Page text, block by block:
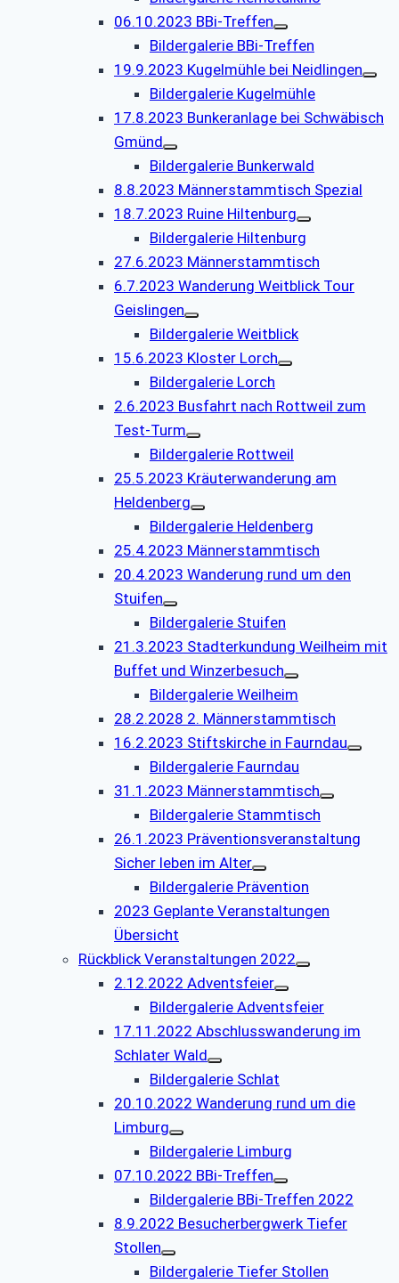
06.10.2023 BBi-Treffen
Bildergalerie BBi-Treffen
19.9.2023 Kugelmühle bei Neidlingen
Bildergalerie Kugelmühle
17.8.2023 Bunkeranlage bei Schwäbisch
Gmünd
Bildergalerie Bunkerwald
8.8.2023 Männerstammtisch Spezial
18.7.2023 Ruine Hiltenburg
Bildergalerie Hiltenburg
27.6.2023 Männerstammtisch
6.7.2023 Wanderung Weitblick Tour
Geislingen
Bildergalerie Weitblick
15.6.2023 Kloster Lorch
Bildergalerie Lorch
2.6.2023 Busfahrt nach Rottweil zum
Test-Turm
Bildergalerie Rottweil
25.5.2023 Kräuterwanderung am
Heldenberg
Bildergalerie Heldenberg
25.4.2023 Männerstammtisch
20.4.2023 Wanderung rund um den
Stuifen
Bildergalerie Stuifen
21.3.2023 Stadterkundung Weilheim mit
Buffet und Winzerbesuch
Bildergalerie Weilheim
28.2.2028 2. Männerstammtisch
16.2.2023 Stiftskirche in Faurndau
Bildergalerie Faurndau
31.1.2023 Männerstammtisch
Bildergalerie Stammtisch
26.1.2023 Präventionsveranstaltung
Sicher leben im Alter
Bildergalerie Prävention
2023 Geplante Veranstaltungen
Übersicht
Rückblick Veranstaltungen 2022
2.12.2022 Adventsfeier
Bildergalerie Adventsfeier
17.11.2022 Abschlusswanderung im
Schlater Wald
Bildergalerie Schlat
20.10.2022 Wanderung rund um die
Limburg
Bildergalerie Limburg
07.10.2022 BBi-Treffen
Bildergalerie BBi-Treffen 2022
8.9.2022 Besucherbergwerk Tiefer
Stollen
Bildergalerie Tiefer Stollen